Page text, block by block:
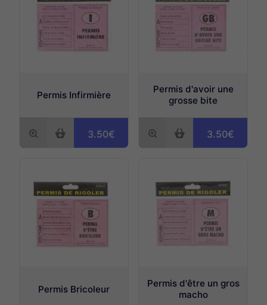
Permis Infirmière
3.50€
Permis d'avoir une
grosse bite
3.50€
Permis Bricoleur
Permis d'être un gros
macho